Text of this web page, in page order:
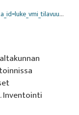
Inventointi